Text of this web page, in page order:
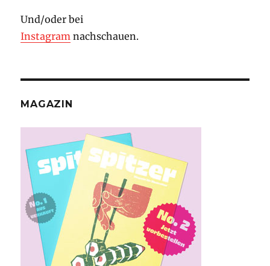
Und/oder bei
Instagram nachschauen.
MAGAZIN